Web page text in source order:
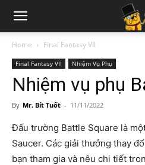
Home Final Fantasy VII
Final Fantasy VII Nhiệm Vụ Phụ
Nhiệm vụ phụ
By Mr. Bít Tuốt - 11/11/2022
Đấu trường Battle Square là
Saucer. Các giải thưởng thay
bạn tham gia và nêu chi tiết